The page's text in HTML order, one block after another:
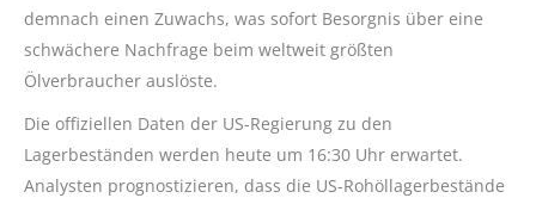
demnach einen Zuwachs, was sofort Besorgnis über eine
schwächere Nachfrage beim weltweit größten
Ölverbraucher auslöste.
Die offiziellen Daten der US-Regierung zu den
Lagerbeständen werden heute um 16:30 Uhr erwartet.
Analysten prognostizieren, dass die US-Rohöllagerbestände